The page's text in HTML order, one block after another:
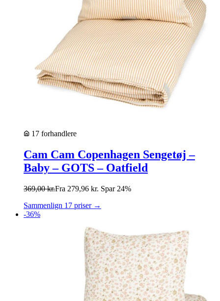
17 forhandlere
Cam Cam Copenhagen Sengetøj –
Baby – GOTS – Oatfield
369,00kr.Fra 279,96 kr. Spar 24%
Sammenlign 17 priser →
-36%